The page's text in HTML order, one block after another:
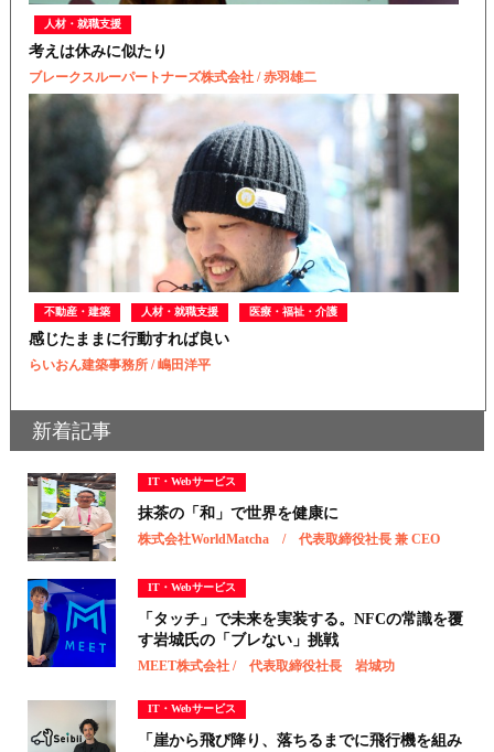
人材・就職支援
考えは休みに似たり
ブレークスルーパートナーズ株式会社 / 赤羽雄二
不動産・建築 人材・就職支援 医療・福祉・介護
感じたままに行動すれば良い
らいおん建築事務所 / 嶋田洋平
新着記事
IT・Webサービス
抹茶の「和」で世界を健康に
株式会社WorldMatcha / 代表取締役社長 兼 CEO
IT・Webサービス
「タッチ」で未来を実装する。NFCの常識を覆
す岩城氏の「ブレない」挑戦
MEET株式会社 / 代表取締役社長 岩城功
IT・Webサービス
「崖から飛び降り、落ちるまでに飛行機を組み